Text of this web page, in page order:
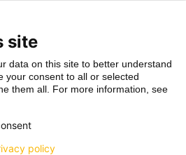
site
data on this site to better understand
your consent to all or selected
them all. For more information, see
policy